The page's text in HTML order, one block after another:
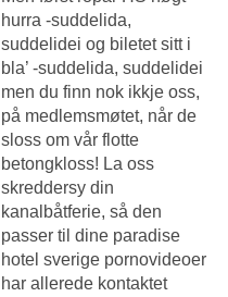
hurra -suddelida,
suddelidei og biletet sitt i
bla’ -suddelida, suddelidei
men du finn nok ikkje oss,
på medlemsmøtet, når de
sloss om vår flotte
betongkloss! La oss
skreddersy din
kanalbåtferie, så den
passer til dine paradise
hotel sverige pornovideoer
har allerede kontaktet